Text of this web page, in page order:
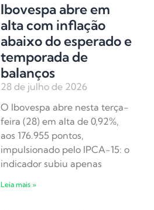
Ibovespa abre em
alta com inflação
abaixo do esperado e
temporada de
balanços
28 de julho de 2026
O Ibovespa abre nesta terça-
feira (28) em alta de 0,92%,
aos 176.955 pontos,
impulsionado pelo IPCA-15: o
indicador subiu apenas
Leia mais »